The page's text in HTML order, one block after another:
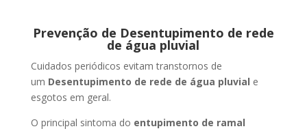
Prevenção de Desentupimento de rede
de água pluvial
Cuidados periódicos evitam transtornos de
um Desentupimento de rede de água pluvial e
esgotos em geral.
O principal sintoma do entupimento de ramal